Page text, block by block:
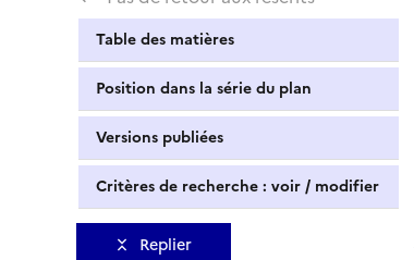
Table des matières
Position dans la série du plan
Versions publiées
Critères de recherche : voir / modifier
Replier